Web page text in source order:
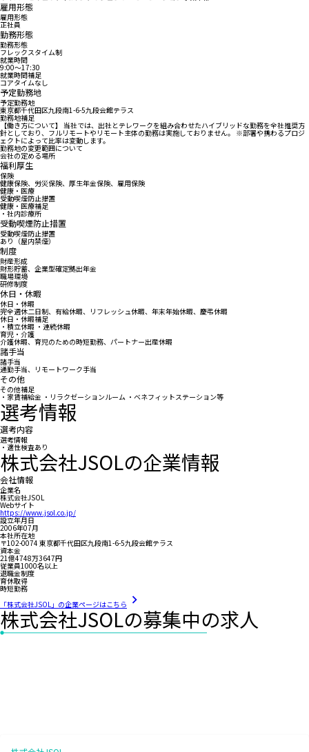
雇用形態
雇用形態
正社員
勤務形態
勤務形態
フレックスタイム制
就業時間
9:00〜17:30
就業時間補足
コアタイムなし
予定勤務地
予定勤務地
東京都千代田区九段南1-6-5九段会館テラス
勤務地補足
【働き方について】 当社では、出社とテレワークを組み合わせたハイブリッドな勤務を全社推奨方
針としており、フルリモートやリモート主体の勤務は実施しておりません。 ※部署や携わるプロジ
ェクトによって比率は変動します。
勤務地の変更範囲について
会社の定める場所
福利厚生
保険
健康保険、労災保険、厚生年金保険、雇用保険
健康・医療
受動喫煙防止措置
健康・医療補足
・社内診療所
受動喫煙防止措置
受動喫煙防止措置
あり（屋内禁煙）
制度
財産形成
財形貯蓄、企業型確定拠出年金
職場環境
研修制度
休日・休暇
休日・休暇
完全週休二日制、有給休暇、リフレッシュ休暇、年末年始休暇、慶弔休暇
休日・休暇補足
・積立休暇 ・連続休暇
育児・介護
介護休暇、育児のための時短勤務、パートナー出産休暇
諸手当
諸手当
通勤手当、リモートワーク手当
その他
その他補足
・家賃補給金 ・リラクゼーションルーム ・ベネフィットステーション等
選考情報
選考内容
選考情報
・適性検査あり
株式会社JSOLの企業情報
会社情報
企業名
株式会社JSOL
Webサイト
https://www.jsol.co.jp/
設立年月日
2006年07月
本社所在地
〒102-0074 東京都千代田区九段南1-6-5九段会館テラス
資本金
21億4748万3647円
従業員1000名以上
退職金制度
育休取得
時短勤務
「株式会社JSOL」の企業ページはこちら
株式会社JSOLの募集中の求人